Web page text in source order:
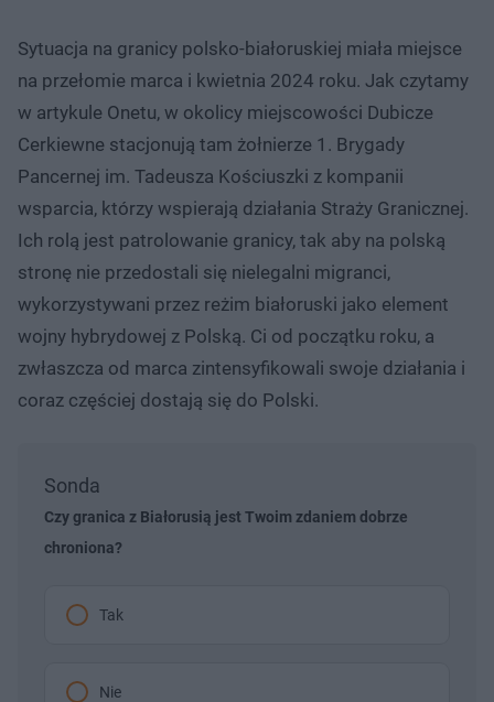
Sytuacja na granicy polsko-białoruskiej miała miejsce
na przełomie marca i kwietnia 2024 roku. Jak czytamy
w artykule Onetu, w okolicy miejscowości Dubicze
Cerkiewne stacjonują tam żołnierze 1. Brygady
Pancernej im. Tadeusza Kościuszki z kompanii
wsparcia, którzy wspierają działania Straży Granicznej.
Ich rolą jest patrolowanie granicy, tak aby na polską
stronę nie przedostali się nielegalni migranci,
wykorzystywani przez reżim białoruski jako element
wojny hybrydowej z Polską. Ci od początku roku, a
zwłaszcza od marca zintensyfikowali swoje działania i
coraz częściej dostają się do Polski.
Sonda
Czy granica z Białorusią jest Twoim zdaniem dobrze
chroniona?
Tak
Nie